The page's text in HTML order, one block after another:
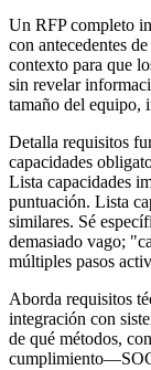
Un RFP completo
con antecedentes
contexto para que
sin revelar
tamaño del equipo,
Detalla requisitos
capacidades
Lista capacidades
puntuación. Lista
similares. Sé
demasiado vago;
múltiples pasos
Aborda requisitos
integración con
de qué métodos,